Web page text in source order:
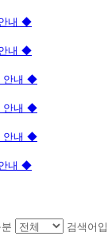
내 ◆
내 ◆
안내 ◆
안내 ◆
안내 ◆
내 ◆
검색어